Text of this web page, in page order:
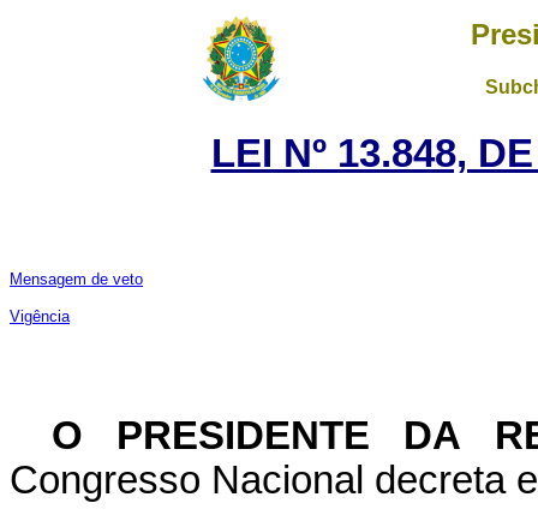
LEI Nº 13.848,
Mensagem de veto
Vigência
O PRESIDENTE DA
Congresso Nacional decreta